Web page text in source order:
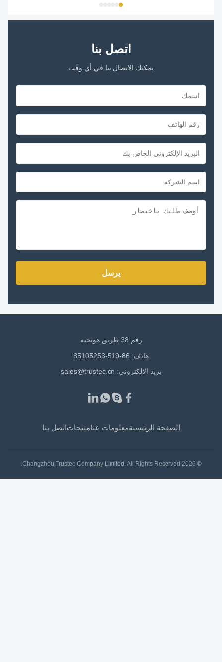
اتصل بنا
يمكنك الاتصال بنا في أي وقت
يرسل
هاتف: 86-519-85105253
بريد الالكتروني: sales@trustec.cn
الصفحة الرئيسيةمعلومات عنامنتجاتاتصل بنا